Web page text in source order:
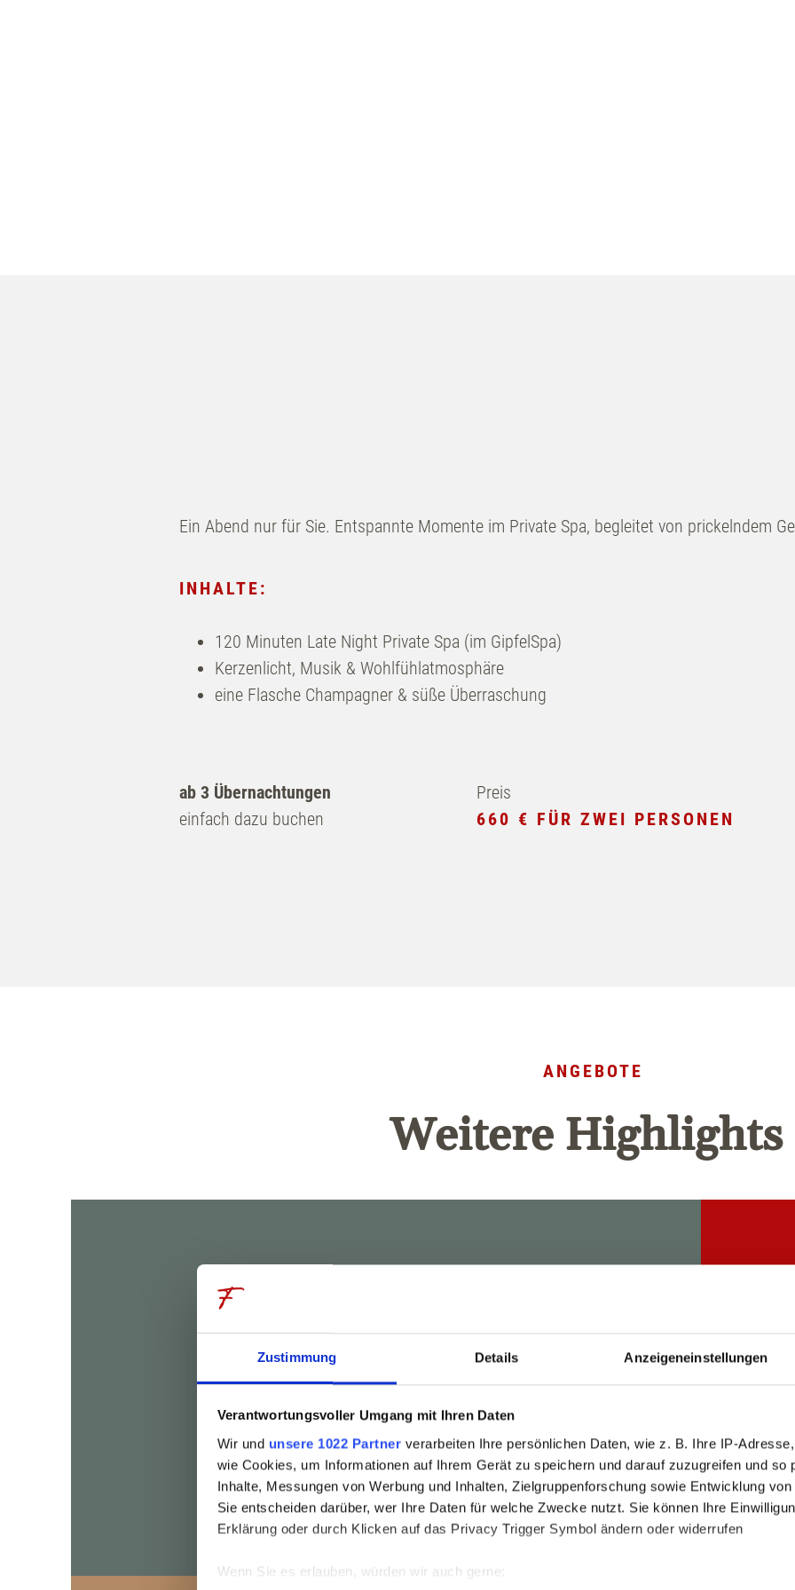
Zustimmung Details Anzeigeneinstellungen
Verantwortungsvoller Umgang mit Ihren Daten
Wir und unsere 1022 Partner verarbeiten Ihre persönlichen Daten, wie z. B. Ihre IP-
wie Cookies, um Informationen auf Ihrem Gerät zu speichern und darauf zuzugreifen und so
Inhalte, Messungen von Werbung und Inhalten, Zielgruppenforschung sowie Entwicklung
Sie entscheiden darüber, wer Ihre Daten für welche Zwecke nutzt. Sie können Ihre
Erklärung oder durch Klicken auf das Privacy Trigger Symbol ändern oder widerrufen
Wenn Sie es erlauben, würden wir auch gerne:
HERBSTZEIT
Eine Woche Allgäu - so wie sie sein soll.
7 Nächte bleiben – nur 6 bezahlen.
Wenn die Woche rast, hier hält sie an.
Ein Abend nur für Sie. Entspannte Momente im Private Spa, begleitet von prickelndem
INHALTE:
120 Minuten Late Night Private Spa (im GipfelSpa)
Kerzenlicht, Musik & Wohlfühlatmosphäre
eine Flasche Champagner & süße Überraschung
ab 3 Übernachtungen
einfach dazu buchen
Preis
660 € FÜR ZWEI PERSONEN
ANGEBOTE
Weitere Highlights
4 = 3 |